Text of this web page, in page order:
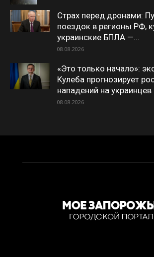
Страх перед дронами:
поездок в регионы РФ,
украинские БПЛА —...
08.08.2026
«Это только начало»:
Кулеба прогнозирует
нападений на
08.08.2026